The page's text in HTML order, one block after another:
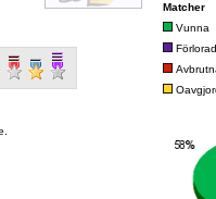
Matcher
Vunna